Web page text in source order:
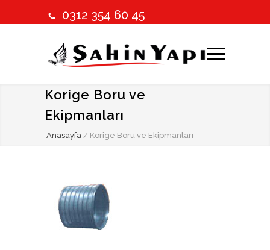
0312 354 60 45
Korige Boru ve
Ekipmanları
Anasayfa / Korige Boru ve Ekipmanları